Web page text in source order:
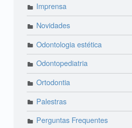
Imprensa
Novidades
Odontologia estética
Odontopediatria
Ortodontia
Palestras
Perguntas Frequentes